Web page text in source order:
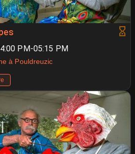
PM-05:15 PM
à Pouldreuzic